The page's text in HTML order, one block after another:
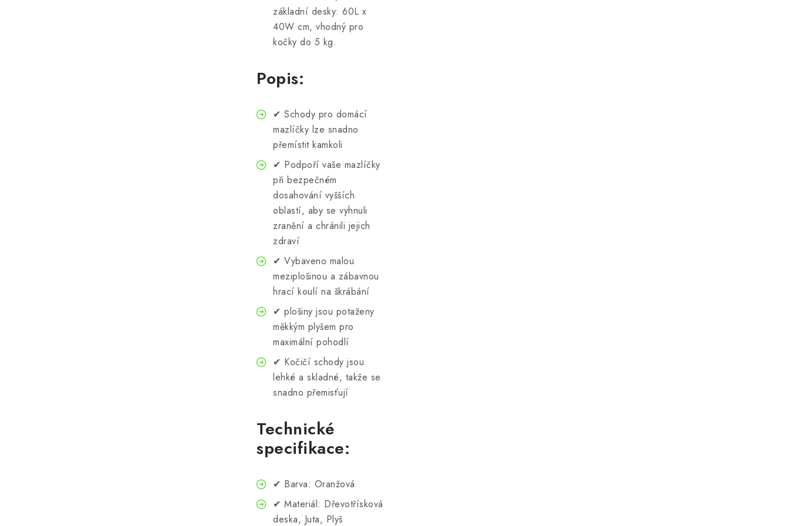
základní desky: 60L x
40W cm, vhodný pro
kočky do 5 kg.
Popis:
✔ Schody pro domácí
mazlíčky lze snadno
přemístit kamkoli
✔ Podpoří vaše mazlíčky
při bezpečném
dosahování vyšších
oblastí, aby se vyhnuli
zranění a chránili jejich
zdraví
✔ Vybaveno malou
meziplošinou a zábavnou
hrací koulí na škrábání
✔ plošiny jsou potaženy
měkkým plyšem pro
maximální pohodlí
✔ Kočičí schody jsou
lehké a skladné, takže se
snadno přemisťují
Technické
specifikace:
✔ Barva: Oranžová
✔ Materiál: Dřevotřísková
deska, Juta, Plyš